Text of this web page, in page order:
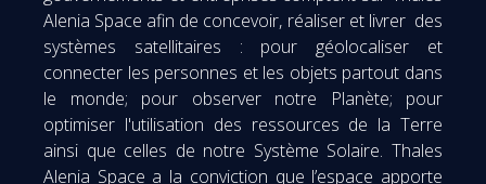
Alenia Space afin de concevoir, réaliser et livrer des
systèmes satellitaires : pour géolocaliser et
connecter les personnes et les objets partout dans
le monde; pour observer notre Planète; pour
optimiser l'utilisation des ressources de la Terre
ainsi que celles de notre Système Solaire. Thales
Alenia Space a la conviction que l’espace apporte